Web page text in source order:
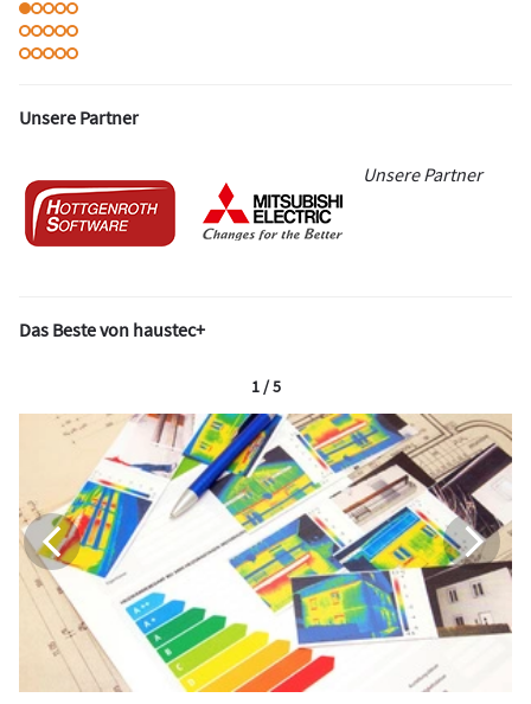
Unsere Partner
Unsere Partner
Das Beste von haustec+
1 / 5